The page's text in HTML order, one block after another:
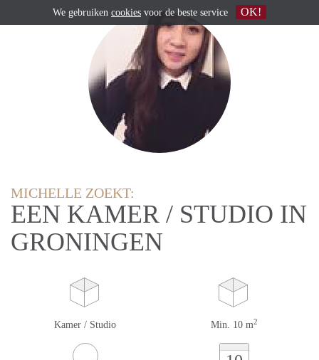
MICHELLE ZOEKT:
EEN KAMER / STUDIO IN
GRONINGEN
Kamer / Studio Min. 10 m2
We gebruiken cookies voor de beste service OK!